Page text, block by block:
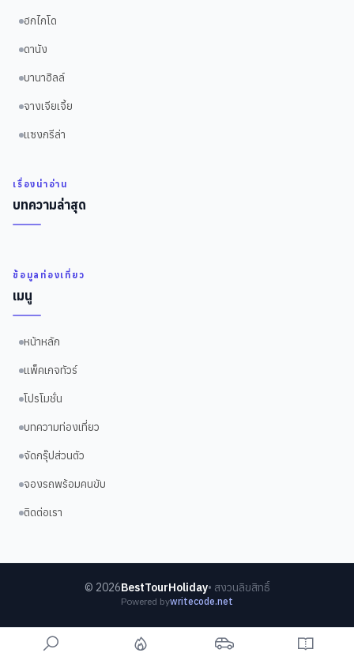
ฮกไกโด
ดานัง
บานาฮิลล์
จางเจียเจี้ย
แซงกรีล่า
เรื่องน่าอ่าน
บทความล่าสุด
ข้อมูลท่องเที่ยว
เมนู
หน้าหลัก
แพ็คเกจทัวร์
โปรโมชั่น
บทความท่องเที่ยว
จัดกรุ๊ปส่วนตัว
จองรถพร้อมคนขับ
ติดต่อเรา
© 2026BestTourHoliday• สงวนลิขสิทธิ์
Powered bywritecode.net